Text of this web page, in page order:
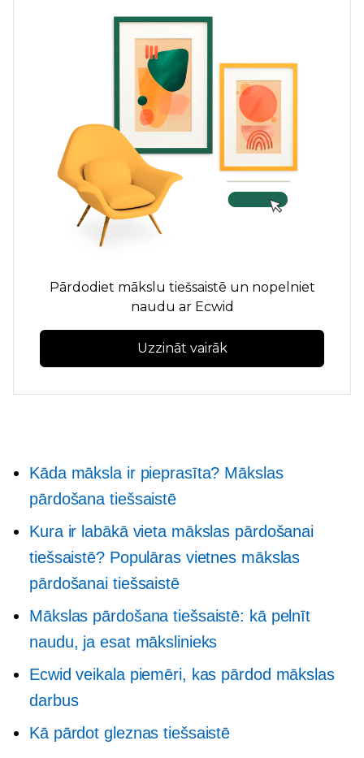
Pārdodiet mākslu tiešsaistē un nopelniet
naudu ar Ecwid
Uzzināt vairāk
Kāda māksla ir pieprasīta? Mākslas
pārdošana tiešsaistē
Kura ir labākā vieta mākslas pārdošanai
tiešsaistē? Populāras vietnes mākslas
pārdošanai tiešsaistē
Mākslas pārdošana tiešsaistē: kā pelnīt
naudu, ja esat mākslinieks
Ecwid veikala piemēri, kas pārdod mākslas
darbus
Kā pārdot gleznas tiešsaistē